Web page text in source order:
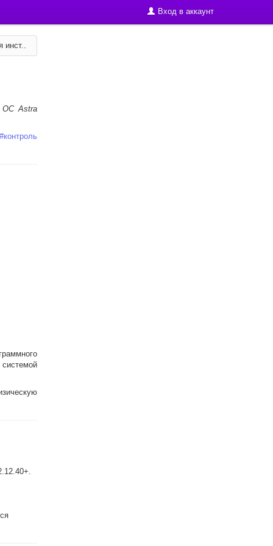
Вход в аккаунт
инст..
ОС Astra
#контроль